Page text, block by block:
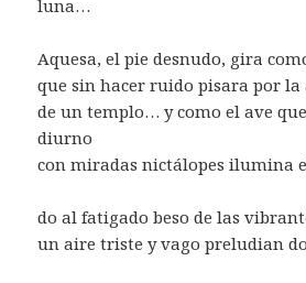
luna…
Aquesa, el pie desnudo, gira
que sin hacer ruido pisara por
de un templo… y como el ave
diurno
con miradas nictálopes ilumina
do al fatigado beso de las
un aire triste y vago preludian